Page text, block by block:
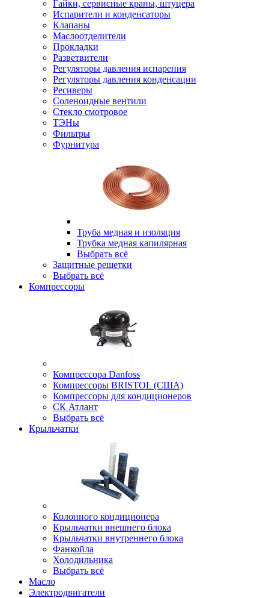
Гайки, сервисные краны, штуцера
Испарители и конденсаторы
Клапаны
Маслоотделители
Прокладки
Разветвители
Регуляторы давления испарения
Регуляторы давления конденсации
Ресиверы
Соленоидные вентили
Стекло смотровое
ТЭНы
Фильтры
Фурнитура
Труба медная и изоляция
Трубка медная капилярная
Выбрать всё
Защитные решетки
Выбрать всё
Компрессоры
Компрессора Danfoss
Компрессоры BRISTOL (США)
Компрессоры для кондиционеров
СК Атлант
Выбрать всё
Крыльчатки
Колонного кондиционера
Крыльчатки внешнего блока
Крыльчатки внутреннего блока
Фанкойла
Холодильника
Выбрать всё
Масло
Электродвигатели